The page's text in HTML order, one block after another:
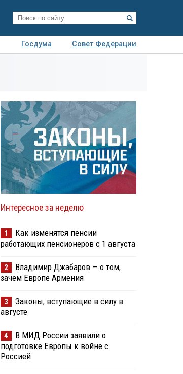
Госдума
Совет Федерации
Интересное за неделю
1
Как изменятся пенсии
работающих пенсионеров с 1 августа
2
Владимир Джабаров — о том,
зачем Европе Армения
3
Законы, вступающие в силу в
августе
4
В МИД России заявили о
подготовке Европы к войне с
Россией